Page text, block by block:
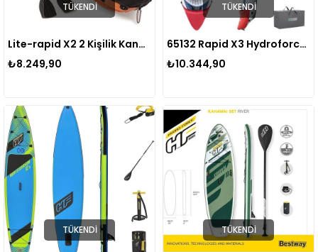
TÜKENDI
Lite-rapid X2 2 Kişilik Kano Pompa Dahil Bw65077
₺8.249,90
TÜKENDI
65132 Rapid X3 Hydroforce 3 Kişilik Şişme Kano 381X100CM
₺10.344,90
TÜKENDI TÜKENDI